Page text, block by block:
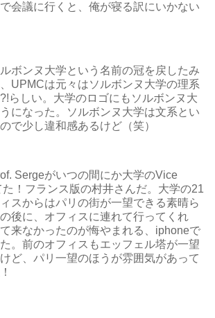
会議に行くと、俺が寝る訳にいかない
ボンヌ大学という名前の冠を戻したみ
UPMCは元々はソルボンヌ大学の理系
らしい。大学のロゴにもソルボンヌ大
になった。ソルボンヌ大学は文系とい
で少し違和感あるけど（笑）
Sergeがいつの間にか大学のVice
！フランス版の村井さんだ。大学の21
スからはパリの街が一望できる素晴ら
後に、オフィスに連れて行ってくれ
来なかったのが悔やまれる、iphoneで
。前のオフィスもエッフェル塔が一望
ど、パリ一望のほうが雰囲気があって